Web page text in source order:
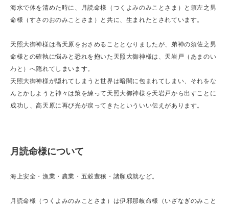
海水で体を清めた時に、月読命様（つくよみのみことさま）と須左之男
命様（すさのおのみことさま）と共に、生まれたとされています。
天照大御神様は高天原をおさめることとなりましたが、弟神の須佐之男
命様との確執に悩みと恐れを抱いた天照大御神様は、天岩戸（あまのい
わと）へ隠れてしまいます。
天照大御神様が隠れてしまうと世界は暗闇に包まれてしまい、それをな
んとかしようと神々は策を練って天照大御神様を天岩戸から出すことに
成功し、高天原に再び光が戻ってきたといういい伝えがあります。
月読命様について
海上安全・漁業・農業・五穀豊穣・諸願成就など。
月読命様（つくよみのみことさま）は伊邪那岐命様（いざなぎのみこと